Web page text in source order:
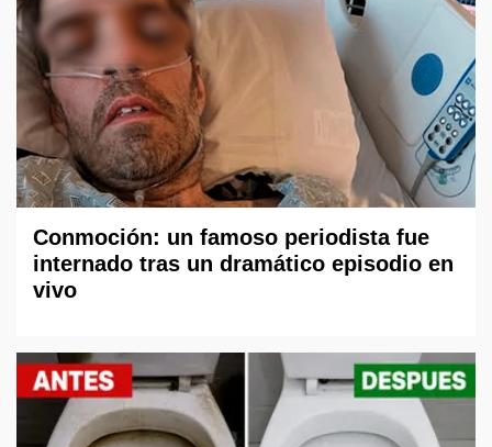
Conmoción: un famoso periodista fue
internado tras un dramático episodio en
vivo